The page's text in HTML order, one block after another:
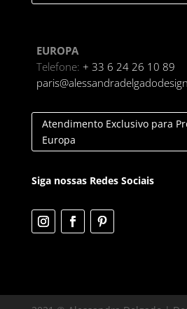
EUROPA
Telefone: + 33 6 24 26 10 89
Atendimento Exclusivo para
Europa
Siga nossas Redes Sociais